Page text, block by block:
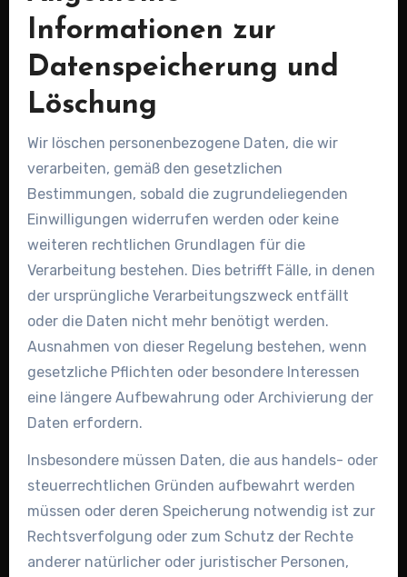
Informationen zur
Datenspeicherung und
Löschung
Wir löschen personenbezogene Daten, die wir
verarbeiten, gemäß den gesetzlichen
Bestimmungen, sobald die zugrundeliegenden
Einwilligungen widerrufen werden oder keine
weiteren rechtlichen Grundlagen für die
Verarbeitung bestehen. Dies betrifft Fälle, in denen
der ursprüngliche Verarbeitungszweck entfällt
oder die Daten nicht mehr benötigt werden.
Ausnahmen von dieser Regelung bestehen, wenn
gesetzliche Pflichten oder besondere Interessen
eine längere Aufbewahrung oder Archivierung der
Daten erfordern.
Insbesondere müssen Daten, die aus handels- oder
steuerrechtlichen Gründen aufbewahrt werden
müssen oder deren Speicherung notwendig ist zur
Rechtsverfolgung oder zum Schutz der Rechte
anderer natürlicher oder juristischer Personen,